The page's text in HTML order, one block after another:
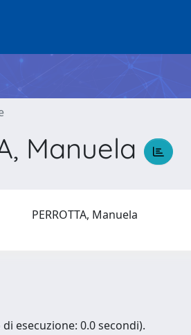
Manuela
PERROTTA, Manuela
esecuzione: 0.0 secondi).